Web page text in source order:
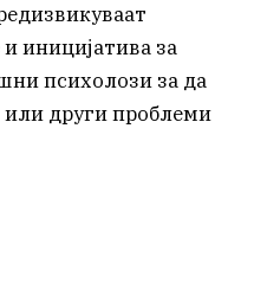
иницијатива за
психолози за да
или други проблеми